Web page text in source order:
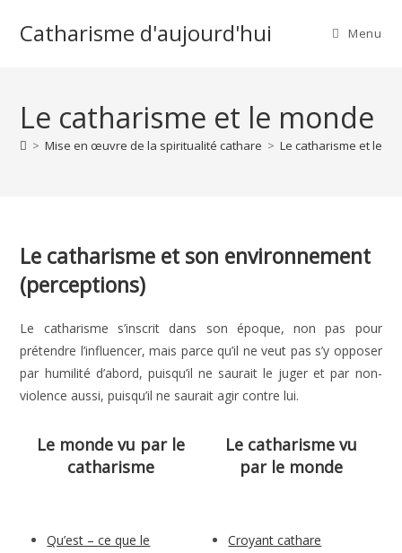
Catharisme d'aujourd'hui Menu
Le catharisme et le monde
> Mise en œuvre de la spiritualité cathare > Le catharisme et le
Le catharisme et son environnement
(perceptions)
Le catharisme s’inscrit dans son époque, non pas pour
prétendre l’influencer, mais parce qu’il ne veut pas s’y opposer
par humilité d’abord, puisqu’il ne saurait le juger et par non-
violence aussi, puisqu’il ne saurait agir contre lui.
Le monde vu par le
catharisme
Le catharisme vu
par le monde
Qu’est – ce que le
Croyant cathare